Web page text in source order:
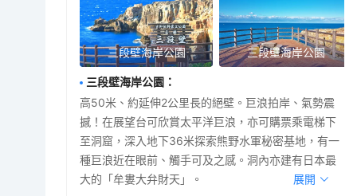
三段壁海岸公園 三段壁海岸公園
三段壁海岸公園 ：
高50米、約延伸2公里長的絕壁。巨浪拍岸、氣勢震
撼！在展望台可欣賞太平洋巨浪，亦可購票乘電梯下
至洞窟，深入地下36米探索熊野水軍秘密基地，有一
種巨浪近在眼前、觸手可及之感。洞內亦建有日本最
大的「牟婁大弁財天」。
展開